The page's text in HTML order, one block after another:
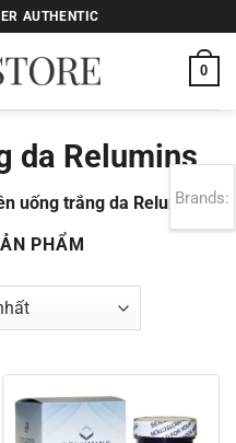
AUTHENTIC
0
da Relumins
uống trắng da Relumins
PHẨM
Brands: